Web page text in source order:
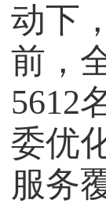
动下
前，
5612
委优
服务